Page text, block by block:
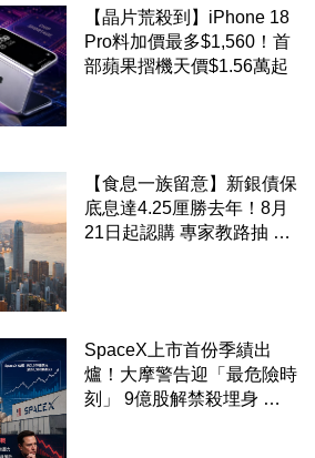
【晶片荒殺到】iPhone 18
Pro料加價最多$1,560！首
部蘋果摺機天價$1.56萬起
【食息一族留意】新銀債保
底息達4.25厘勝去年！8月
21日起認購 專家教路抽 20
SpaceX上市首份季績出
爐！大摩警告迎「最危險時
刻」 9億股解禁殺埋身 拆